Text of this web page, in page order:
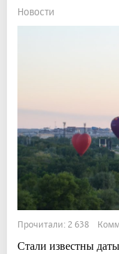
Новости
Прочитали: 2 638
Стали известны